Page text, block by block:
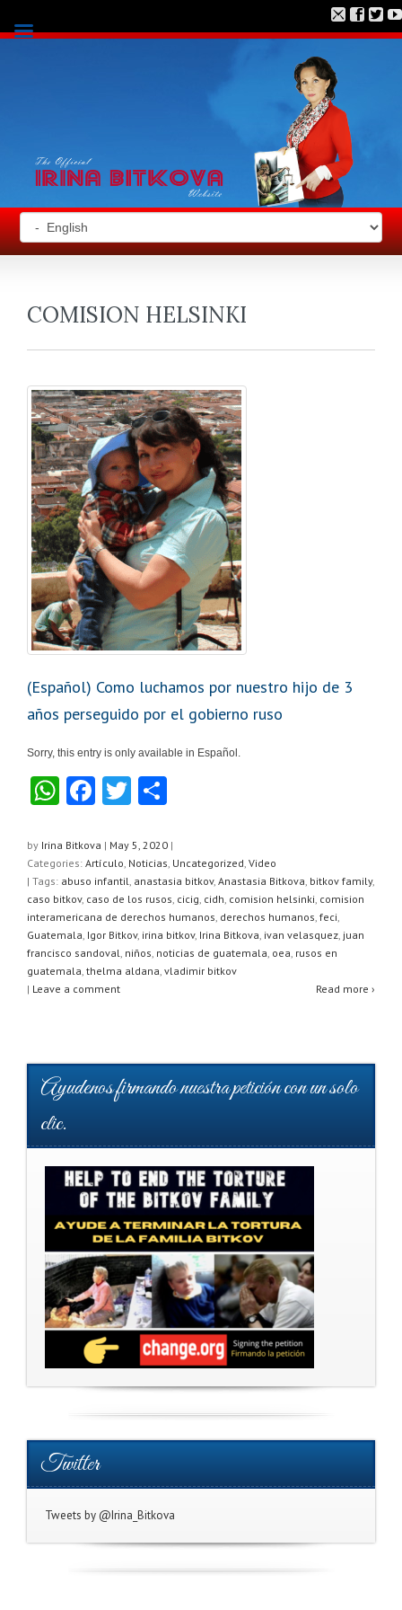
COMISION HELSINKI
(Español) Como luchamos por nuestro hijo de 3
años perseguido por el gobierno ruso
Sorry, this entry is only available in Español.
W
at
s
A
p
p
F
c
e
b
o
o
k
T
tt
er
ar
e
by Irina Bitkova | May 5, 2020 |
Categories: Artículo, Noticias, Uncategorized, Video
| Tags: abuso infantil, anastasia bitkov, Anastasia Bitkova, bitkov family,
caso bitkov, caso de los rusos, cicig, cidh, comision helsinki, comision
interamericana de derechos humanos, derechos humanos, feci,
Guatemala, Igor Bitkov, irina bitkov, Irina Bitkova, ivan velasquez, juan
francisco sandoval, niños, noticias de guatemala, oea, rusos en
guatemala, thelma aldana, vladimir bitkov
| Leave a comment Read more ›
Ayudenos firmando nuestra petición con un solo
clic.
Twitter
Tweets by @Irina_Bitkova